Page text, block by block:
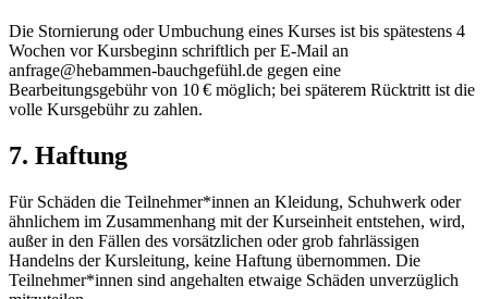
Die Stornierung oder Umbuchung eines Kurses ist bis spätestens 4
Wochen vor Kursbeginn schriftlich per E-Mail an
anfrage@hebammen-bauchgefühl.de gegen eine
Bearbeitungsgebühr von 10 € möglich; bei späterem Rücktritt ist die
volle Kursgebühr zu zahlen.
7. Haftung
Für Schäden die Teilnehmer*innen an Kleidung, Schuhwerk oder
ähnlichem im Zusammenhang mit der Kurseinheit entstehen, wird,
außer in den Fällen des vorsätzlichen oder grob fahrlässigen
Handelns der Kursleitung, keine Haftung übernommen. Die
Teilnehmer*innen sind angehalten etwaige Schäden unverzüglich